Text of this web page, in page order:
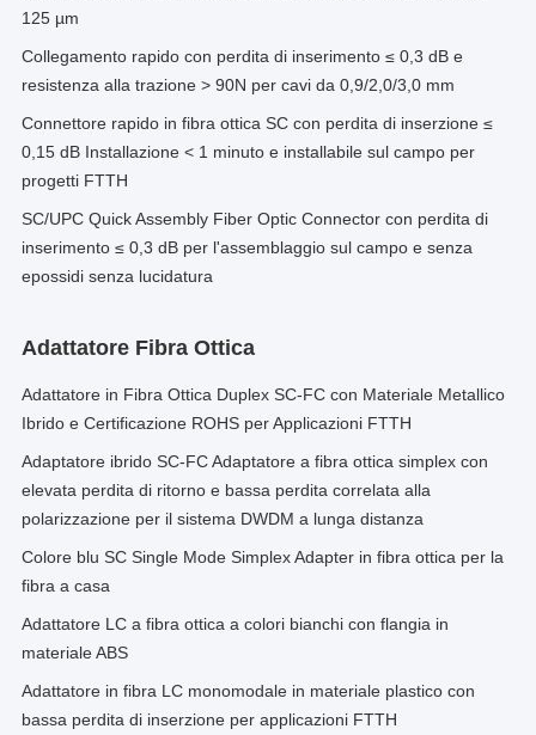
125 µm
Collegamento rapido con perdita di inserimento ≤ 0,3 dB e
resistenza alla trazione > 90N per cavi da 0,9/2,0/3,0 mm
Connettore rapido in fibra ottica SC con perdita di inserzione ≤
0,15 dB Installazione < 1 minuto e installabile sul campo per
progetti FTTH
SC/UPC Quick Assembly Fiber Optic Connector con perdita di
inserimento ≤ 0,3 dB per l'assemblaggio sul campo e senza
epossidi senza lucidatura
Adattatore Fibra Ottica
Adattatore in Fibra Ottica Duplex SC-FC con Materiale Metallico
Ibrido e Certificazione ROHS per Applicazioni FTTH
Adaptatore ibrido SC-FC Adaptatore a fibra ottica simplex con
elevata perdita di ritorno e bassa perdita correlata alla
polarizzazione per il sistema DWDM a lunga distanza
Colore blu SC Single Mode Simplex Adapter in fibra ottica per la
fibra a casa
Adattatore LC a fibra ottica a colori bianchi con flangia in
materiale ABS
Adattatore in fibra LC monomodale in materiale plastico con
bassa perdita di inserzione per applicazioni FTTH